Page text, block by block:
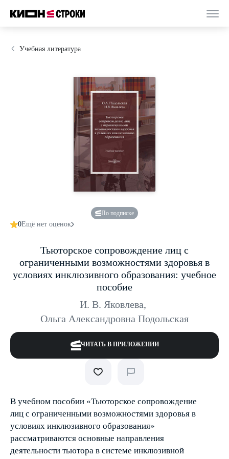
Учебная литература
По подписке
0Ещё нет оценок
Тьюторское сопровождение лиц с
ограниченными возможностями здоровья в
условиях инклюзивного образования: учебное
пособие
И. В. Яковлева,
Ольга Александровна Подольская
ЧИТАТЬ В ПРИЛОЖЕНИИ
В учебном пособии «Тьюторское сопровождение
лиц с ограниченными возможностями здоровья в
условиях инклюзивного образования»
рассматриваются основные направления
деятельности тьютора в системе инклюзивной